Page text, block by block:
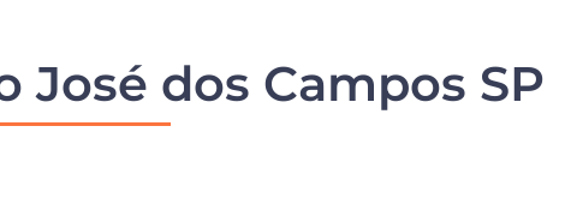
José dos Campos SP